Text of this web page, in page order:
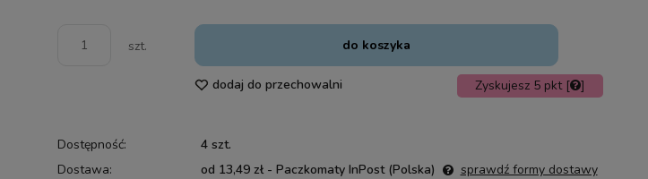
szt. do koszyka
Zyskujesz 5 pkt [ ]
dodaj do przechowalni
Dostępność:
4 szt.
Dostawa:
od 13,49 zł - Paczkomaty InPost (Polska) sprawdź formy dostawy